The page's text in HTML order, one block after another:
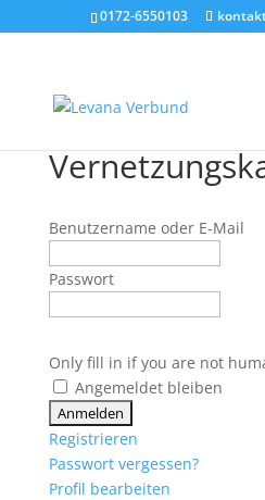
0172-6550103
Benutzername oder E-Mail
Passwort
Only fill in if you are not
Angemeldet bleiben
Registrieren
Passwort vergessen?
Profil bearbeiten